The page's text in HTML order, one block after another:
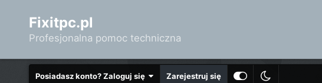
Fixitpc.pl
Profesjonalna pomoc techniczna
Posiadasz konto? Zaloguj się Zarejestruj się